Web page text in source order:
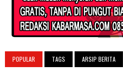
POPULAR TAGS ARSIP BERITA